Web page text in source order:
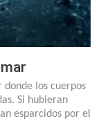
los cuerpos
Si hubieran
esparcidos por el